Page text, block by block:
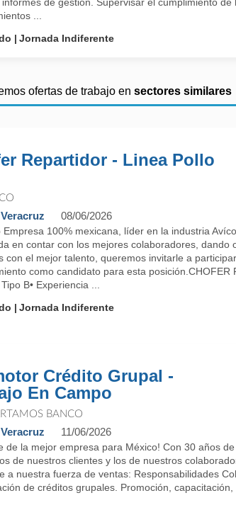
...
Jornada Indiferente
ofertas de trabajo en sectores similares
Repartidor - Linea Pollo
08/06/2026
Empresa 100% mexicana, líder en la industria
en contar con los mejores colaboradores, dando
con el mejor talento, queremos invitarle a
como candidato para esta posición.CHOFER
B• Experiencia ...
Jornada Indiferente
Crédito Grupal -
En Campo
BANCO
11/06/2026
de la mejor empresa para México! Con 30 años
de nuestros clientes y los de nuestros
a nuestra fuerza de ventas: Responsabilidades
de créditos grupales. Promoción,